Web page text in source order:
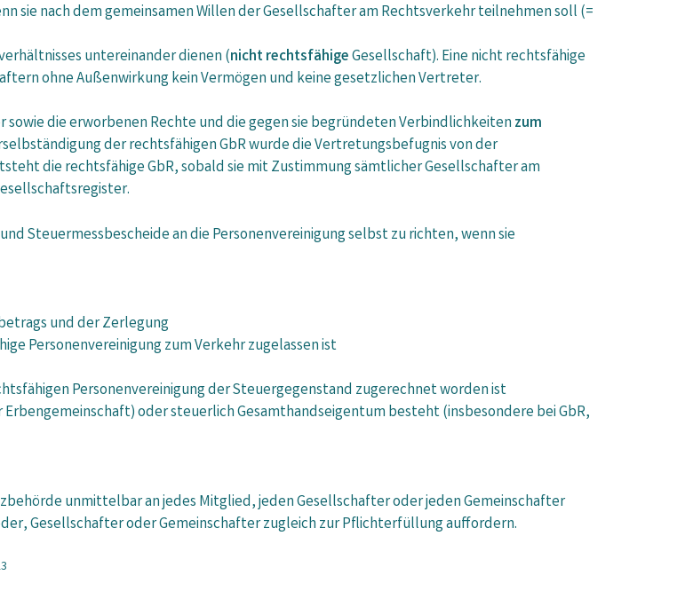
sie nach dem gemeinsamen Willen der Gesellschafter am Rechtsverkehr teilnehmen soll (=
untereinander dienen (nicht rechtsfähigeGesellschaft). Eine nicht rechtsfähige
ohne Außenwirkung kein Vermögen und keine gesetzlichen Vertreter.
sowie die erworbenen Rechte und die gegen sie begründeten Verbindlichkeiten zum
der rechtsfähigen GbR wurde die Vertretungsbefugnis von der
die rechtsfähige GbR, sobald sie mit Zustimmung sämtlicher Gesellschafter am
Steuermessbescheide an die Personenvereinigung selbst zu richten, wenn sie
und der Zerlegung
Personenvereinigung zum Verkehr zugelassen ist
Personenvereinigung der Steuergegenstand zugerechnet worden ist
oder steuerlich Gesamthandseigentum besteht (insbesondere bei GbR,
unmittelbar an jedes Mitglied, jeden Gesellschafter oder jeden Gemeinschafter
Gesellschafter oder Gemeinschafter zugleich zur Pflichterfüllung auffordern.